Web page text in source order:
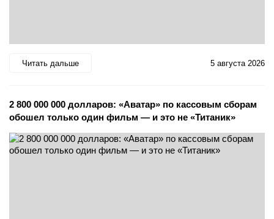
Читать дальше 5 августа 2026
2 800 000 000 долларов: «Аватар» по кассовым сборам
обошел только один фильм — и это не «Титаник»